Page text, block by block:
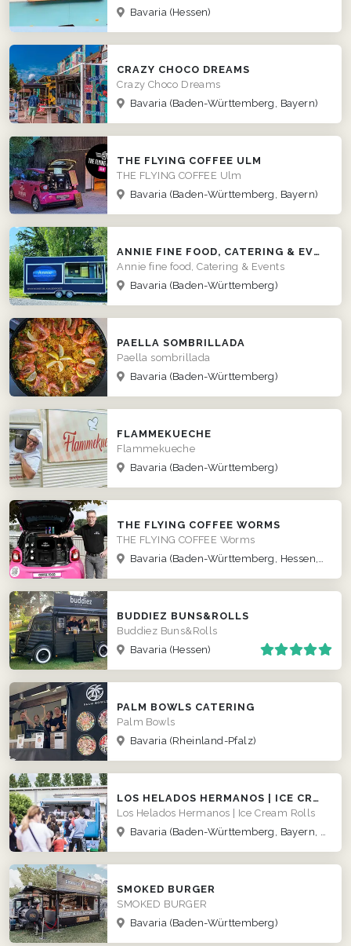
Bavaria (Hessen)
CRAZY CHOCO DREAMS
Crazy Choco Dreams
Bavaria (Baden-Württemberg, Bayern)
THE FLYING COFFEE ULM
THE FLYING COFFEE Ulm
Bavaria (Baden-Württemberg, Bayern)
ANNIE FINE FOOD, CATERING & EVENTS
Annie fine food, Catering & Events
Bavaria (Baden-Württemberg)
PAELLA SOMBRILLADA
Paella sombrillada
Bavaria (Baden-Württemberg)
FLAMMEKUECHE
Flammekueche
Bavaria (Baden-Württemberg)
THE FLYING COFFEE WORMS
THE FLYING COFFEE Worms
Bavaria (Baden-Württemberg, Hessen, Rheinland-Pfalz)
BUDDIEZ BUNS&ROLLS
Buddiez Buns&Rolls
Bavaria (Hessen)
PALM BOWLS CATERING
Palm Bowls
Bavaria (Rheinland-Pfalz)
LOS HELADOS HERMANOS | ICE CREAM ROLLS
Los Helados Hermanos | Ice Cream Rolls
Bavaria (Baden-Württemberg, Bayern, Hessen)
SMOKED BURGER
SMOKED BURGER
Bavaria (Baden-Württemberg)